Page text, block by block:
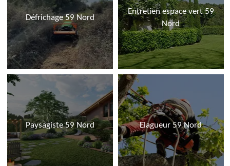
Défrichage 59 Nord
Entretien espace vert 59
Nord
Paysagiste 59 Nord Elagueur 59 Nord